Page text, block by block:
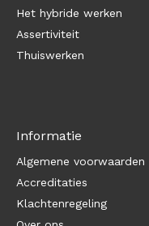
Het hybride werken
Assertiviteit
Thuiswerken
Informatie
Algemene voorwaarden
Accreditaties
Klachtenregeling